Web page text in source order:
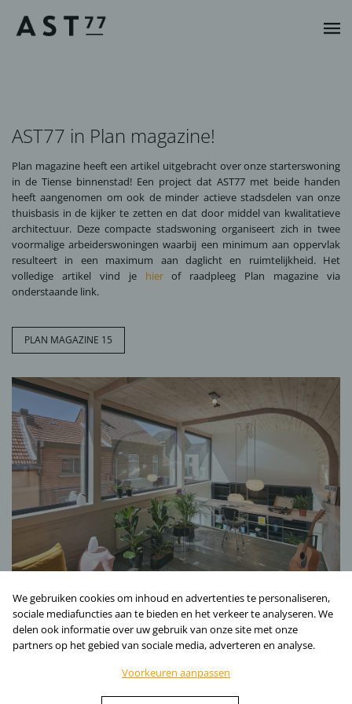
AST77 in Plan magazine!
Plan magazine heeft een artikel uitgebracht over onze starterswoning
in de Tiense binnenstad! Een project dat AST77 met beide handen
heeft aangenomen om ook de minder actieve stadsdelen van onze
thuisbasis in de kijker te zetten en dat door middel van kwalitatieve
architectuur. Deze compacte stadswoning organiseert zich in twee
voormalige arbeiderswoningen waarbij een minimum aan oppervlak
resulteert in een maximum aan daglicht en ruimtelijkheid. Het
volledige artikel vind je hierof raadpleeg Plan magazine via
onderstaande link.
PLAN MAGAZINE 15
We gebruiken cookies om inhoud en advertenties te personaliseren,
sociale mediafuncties aan te bieden en het verkeer te analyseren. We
delen ook informatie over uw gebruik van onze site met onze
partners op het gebied van sociale media, adverteren en analyse.
Voorkeuren aanpassen